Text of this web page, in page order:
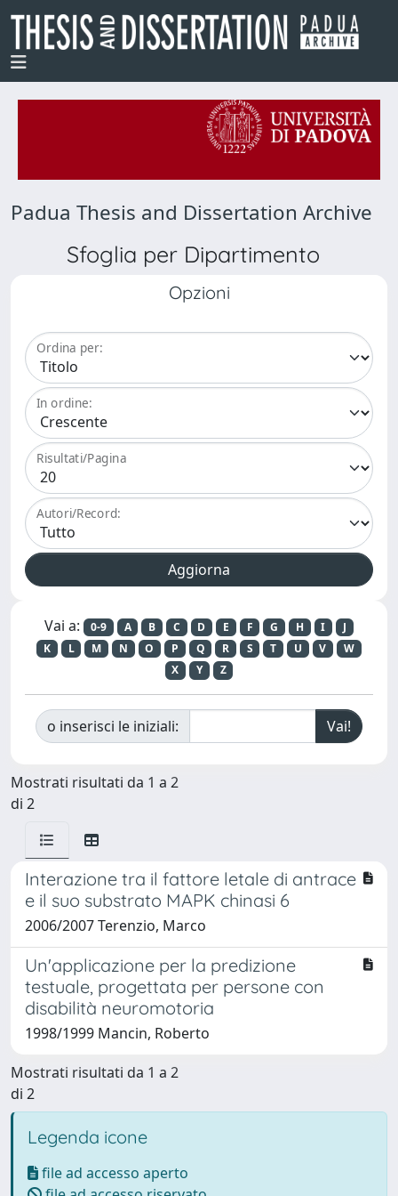
Padua Thesis and Dissertation Archive
Sfoglia per Dipartimento
Opzioni
Ordina per:
In ordine:
Risultati/Pagina
Autori/Record:
Vai a: 0-9 A B C D E F G H I
J
K
L M N O P Q R S T U V
W
X
Y Z
o inserisci le iniziali:
Mostrati risultati da 1 a 2
di 2
Interazione tra il fattore letale di antrace
e il suo substrato MAPK chinasi 6
2006/2007 Terenzio, Marco
Un'applicazione per la predizione
testuale, progettata per persone con
disabilità neuromotoria
1998/1999 Mancin, Roberto
Mostrati risultati da 1 a 2
di 2
Legenda icone
file ad accesso aperto